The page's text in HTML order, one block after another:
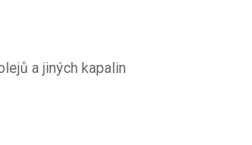
a jiných kapalin